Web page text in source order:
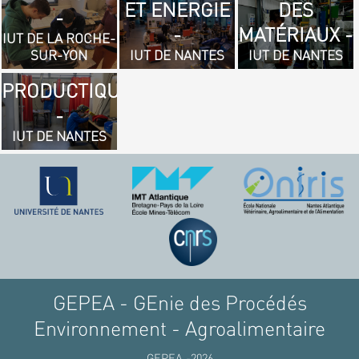
-
IUT DE LA ROCHE-
SUR-YON
ET ENERGIE
-
IUT DE NANTES
DES
MATÉRIAUX -
IUT DE NANTES
- GÉNIE
MÉCANIQUE
ET
PRODUCTIQUE
-
IUT DE NANTES
GEPEA - GEnie des Procédés
Environnement - Agroalimentaire